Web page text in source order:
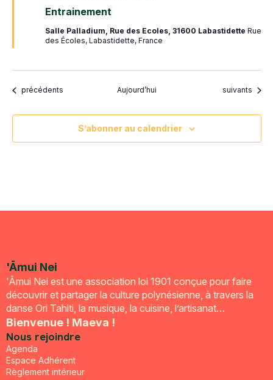
Entrainement
avant
Salle Palladium, Rue des Ecoles, 31600 Labastidette Rue
des Écoles, Labastidette, France
Évènements
précédents Aujourd’hui Évènements
suivants
S’abonner au calendrier
'Āmui Nei
'Āmui Nei est une association loi 1901 conçue pour faire
découvrir et partager la culture polynésienne, à travers la
danse Ori Tahiti, la musique, la cuisine, l’artisanat…
Bienvenue ! Maeva !
Nous rejoindre
Agenda
Espace Adhérent
Règlement intérieur